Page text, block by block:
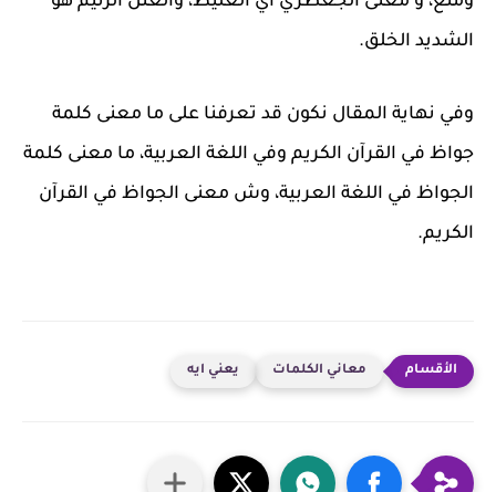
الشديد الخلق.
وفي نهاية المقال نكون قد تعرفنا على ما معنى كلمة
جواظ في القرآن الكريم وفي اللغة العربية، ما معنى كلمة
الجواظ في اللغة العربية، وش معنى الجواظ في القرآن
الكريم.
معاني الكلمات يعني ايه